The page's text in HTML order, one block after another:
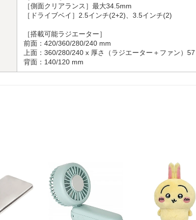
［側面クリアランス］最大34.5mm
［ドライブベイ］2.5インチ(2+2)、3.5インチ(2)
［搭載可能ラジエーター］
前面：420/360/280/240 mm
上面：360/280/240 x 厚さ（ラジエーター＋ファン）
背面：140/120 mm